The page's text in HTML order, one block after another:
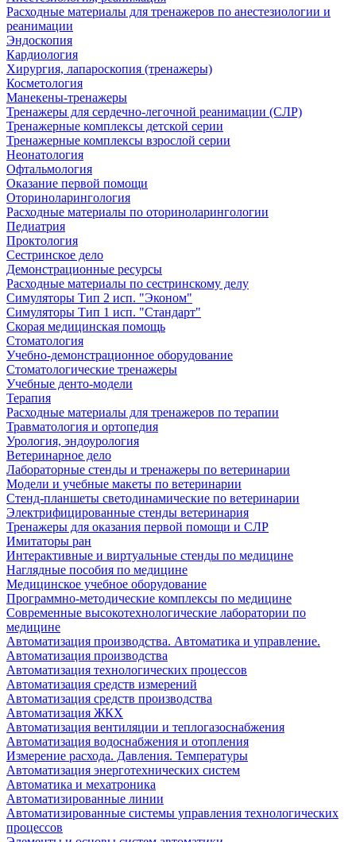
Расходные материалы для тренажеров по анестезиологии и
реанимации
Эндоскопия
Кардиология
Хирургия, лапароскопия (тренажеры)
Косметология
Манекены-тренажеры
Тренажеры для сердечно-легочной реанимации (СЛР)
Тренажерные комплексы детской серии
Тренажерные комплексы взрослой серии
Неонатология
Офтальмология
Оказание первой помощи
Оториноларингология
Расходные материалы по оториноларингологии
Педиатрия
Проктология
Сестринское дело
Демонстрационные ресурсы
Расходные материалы по сестринскому делу
Симуляторы Тип 2 исп. "Эконом"
Симуляторы Тип 1 исп. "Стандарт"
Скорая медицинская помощь
Стоматология
Учебно-демонстрационное оборудование
Стоматологические тренажеры
Учебные денто-модели
Терапия
Расходные материалы для тренажеров по терапии
Травматология и ортопедия
Урология, эндоурология
Ветеринарное дело
Лабораторные стенды и тренажеры по ветеринарии
Модели и учебные макеты по ветеринарии
Стенд-планшеты светодинамические по ветеринарии
Электрифицированные стенды ветеринария
Тренажеры для оказания первой помощи и СЛР
Имитаторы ран
Интерактивные и виртуальные стенды по медицине
Наглядные пособия по медицине
Медицинское учебное оборудование
Программно-методические комплексы по медицине
Современные высокотехнологические лаборатории по
медицине
Автоматизация производства. Автоматика и управление.
Автоматизация производства
Автоматизация технологических процессов
Автоматизация средств измерений
Автоматизация средств производства
Автоматизация ЖКХ
Автоматизация вентиляции и теплогазоснабжения
Автоматизация водоснабжения и отопления
Измерение расхода. Давления. Температуры
Автоматизация энерготехнических систем
Автоматика и мехатроника
Автоматизированные линии
Автоматизированные системы управления технологических
процессов